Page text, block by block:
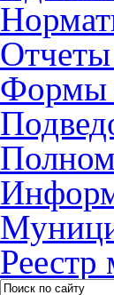
Формы